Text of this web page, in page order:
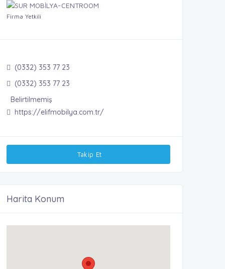
Firma Yetkili
(0332) 353 77 23
(0332) 353 77 23
Belirtilmemiş
https://elifmobilya.com.tr/
Takip Et
Harita Konum